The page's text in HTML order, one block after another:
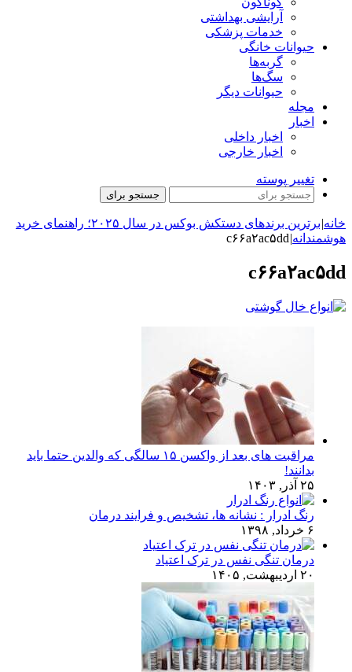
آرایشی بهداشتی
خدمات پزشکی
حیوانات خانگی
گربه‌ها
سگ‌ها
حیوانات دیگر
مجله
اخبار
اخبار داخلی
اخبار خارجی
تغییر پوسته
جستجو برای
خانه|
برترین برندهای دستکش بوکس در سال ۲۰۲۵؛ راهنمای خرید
هوشمندانه|c۶۶a۲ac۵dd
c۶۶a۲ac۵dd
مراقبت های بعد از واکسن ۱۵ سالگی که والدین حتما باید
بدانند!
۲۵ آذر, ۱۴۰۳
رنگ ادرار : نشانه ها، تشخیص و فرایند درمان
۶ خرداد, ۱۳۹۸
درمان تنگی نفس در ترک اعتیاد
۲۰ اردیبهشت, ۱۴۰۵